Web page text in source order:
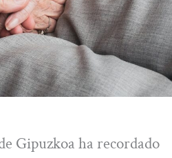
Gipuzkoa ha recordado